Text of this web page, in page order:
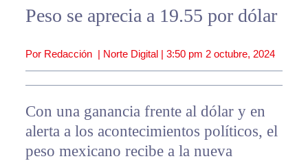
Peso se aprecia a 19.55 por dólar
Por Redacción | Norte Digital | 3:50 pm 2 octubre, 2024
Con una ganancia frente al dólar y en
alerta a los acontecimientos políticos, el
peso mexicano recibe a la nueva